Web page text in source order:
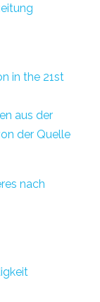
in the 21st
aus der
der Quelle
nach